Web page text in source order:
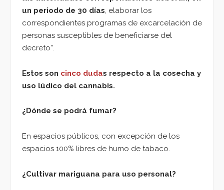
un periodo de 30 días, elaborar los
correspondientes programas de excarcelación de
personas susceptibles de beneficiarse del
decreto”.
Estos son cinco dudas respecto a la cosecha y
uso lúdico del cannabis.
¿Dónde se podrá fumar?
En espacios públicos, con excepción de los
espacios 100% libres de humo de tabaco.
¿Cultivar mariguana para uso personal?